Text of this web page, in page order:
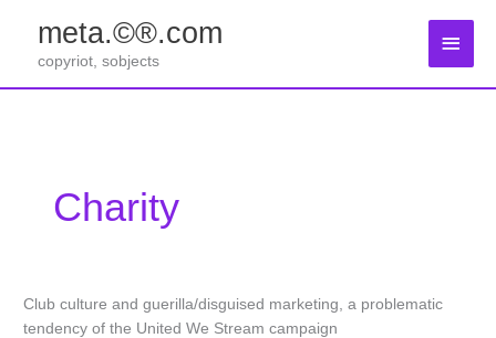
springen
meta.©®.com
copyriot, sobjects
Charity
Club culture and guerilla/disguised marketing, a problematic
tendency of the United We Stream campaign